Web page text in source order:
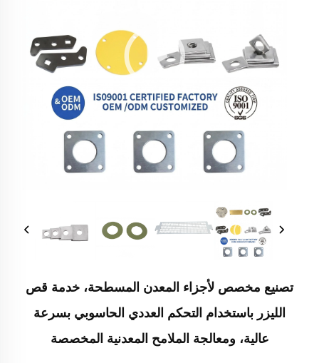
تصنيع مخصص لأجزاء المعدن المسطحة، خدمة قص
الليزر باستخدام التحكم العددي الحاسوبي بسرعة
عالية، ومعالجة الملامح المعدنية المخصصة